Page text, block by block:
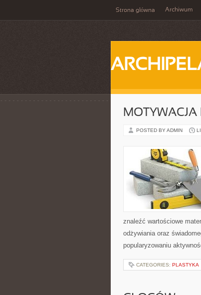
Strona główna Archiwum
MOTYWACJA
POSTED BY ADMIN
znaleźć wartościowe
odżywiania oraz
popularyzowaniu
CATEGORIES: PLASTYKA